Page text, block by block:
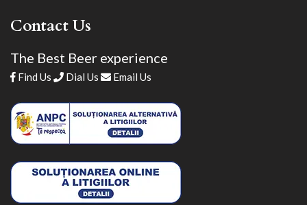
Contact Us
The Best Beer experience
Find Us Dial Us Email Us